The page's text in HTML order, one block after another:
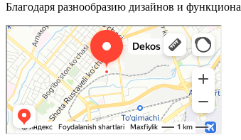
Благодаря разнообразию дизайнов и